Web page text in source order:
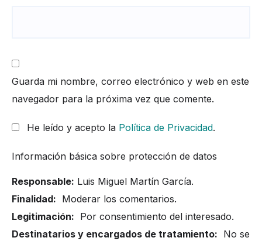
Guarda mi nombre, correo electrónico y web en este
navegador para la próxima vez que comente.
He leído y acepto la Política de Privacidad.
Información básica sobre protección de datos
Responsable: Luis Miguel Martín García.
Finalidad: Moderar los comentarios.
Legitimación: Por consentimiento del interesado.
Destinatarios y encargados de tratamiento: No se